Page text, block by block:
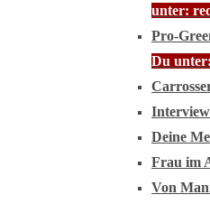
unter:
Pro-
Du
Deine
Frau im
Von